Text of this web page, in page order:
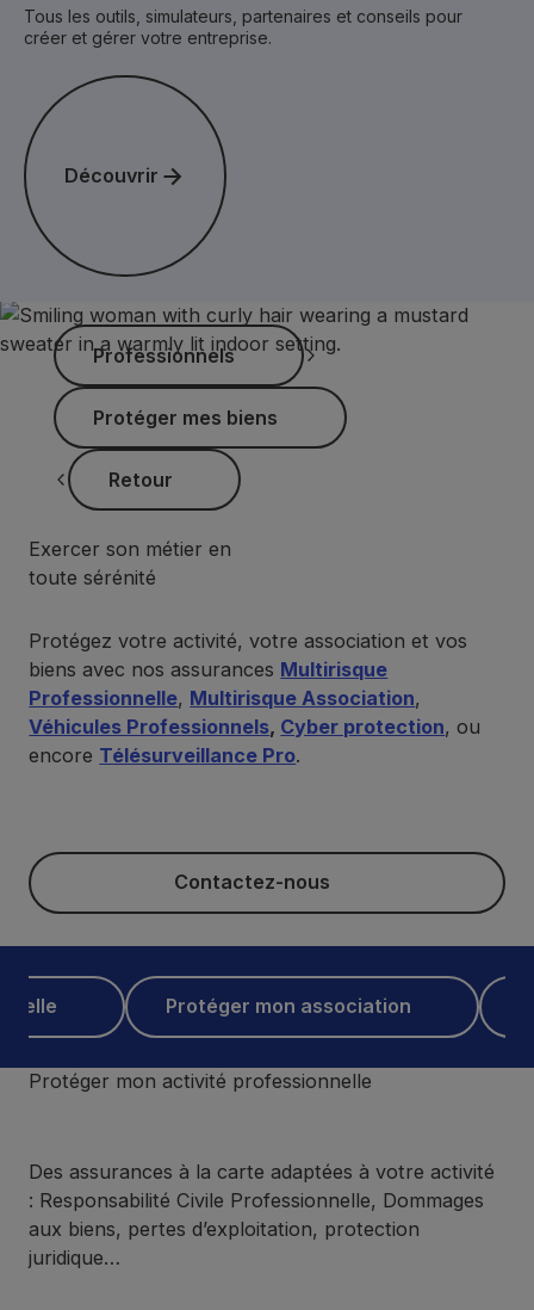
Tous les outils, simulateurs, partenaires et conseils pour
créer et gérer votre entreprise.
Découvrir
Découvrir
Professionnels
Professionnels
Protéger mes biens
Protéger mes biens
Retour
Retour
Exercer son métier en
toute sérénité
Protégez votre activité, votre association et vos
biens avec nos assurances Multirisque
Professionnelle, Multirisque Association,
Véhicules Professionnels, Cyber protection, ou
encore Télésurveillance Pro.
Contactez-nous
Contactez-nous
Protéger mon association
Protéger mon association
Protéger mon activité professionnelle
Des assurances à la carte adaptées à votre activité
: Responsabilité Civile Professionnelle, Dommages
aux biens, pertes d’exploitation, protection
juridique…